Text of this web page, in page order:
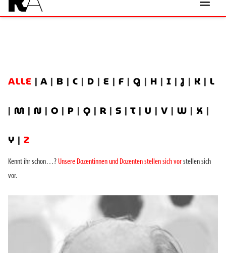
ALLE | A | B | C | D | E | F | G | H | I |J | K | L
| M | N | O | P | Q | R | S | T | U | V | W | X |
Y | Z
Kennt ihr schon…? Unsere Dozentinnen und Dozenten stellen sich vorstellen sich
vor.